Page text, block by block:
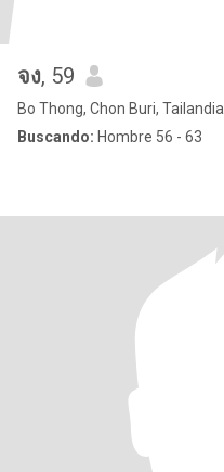
จง, 59
Bo Thong, Chon Buri, Tailandia
Buscando: Hombre 56 - 63